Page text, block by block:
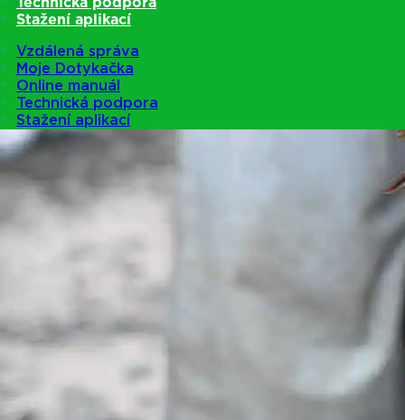
Stažení aplikací
Vzdálená správa
Moje Dotykačka
Online manuál
Technická podpora
Stažení aplikací